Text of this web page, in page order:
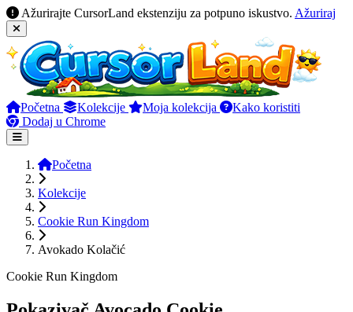
Ažurirajte CursorLand ekstenziju za potpuno iskustvo. Ažuriraj
Početna Kolekcije Moja kolekcija
Kako koristiti
Dodaj u Chrome
Početna
Kolekcije
Cookie Run Kingdom
Avokado Kolačić
Cookie Run Kingdom